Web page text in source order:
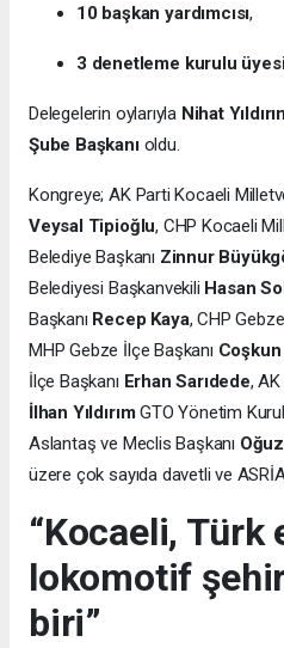
10 başkan yardımcısı,
3 denetleme kurulu
Delegelerin oylarıyla Nihat
Şube Başkanıoldu.
Kongreye; AK Parti Kocaeli
Veysal Tipioğlu, CHP Kocaeli
Belediye Başkanı Zinnur
Belediyesi Başkanvekili Hasan
Başkanı Recep Kaya, CHP
MHP Gebze İlçe Başkanı
İlçe Başkanı Erhan Sarıdede,
İlhan YıldırımGTO Yönetim
Aslantaş ve Meclis Başkanı
üzere çok sayıda davetli ve
“Kocaeli,
lokomotif
biri”